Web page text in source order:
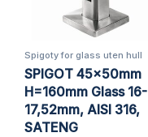
Spigoty for glass uten hull
SPIGOT 45x50mm
H=160mm Glass 16-
17,52mm, AISI 316,
SATENG